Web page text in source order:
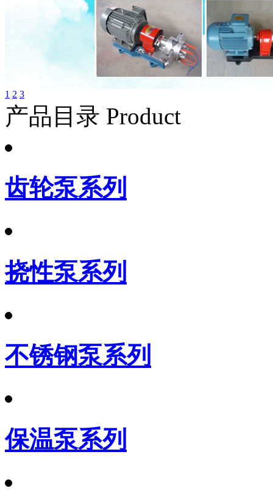
1 2 3
产品目录 Product
齿轮泵系列
挠性泵系列
不锈钢泵系列
保温泵系列